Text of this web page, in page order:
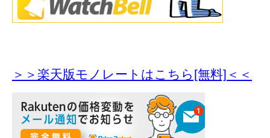
＞＞楽天版モノレートはこちら[無料]＜＜